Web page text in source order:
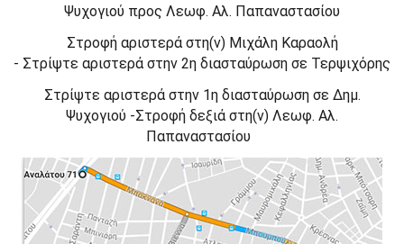
Ψυχογιού προς Λεωφ. Αλ. Παπαναστασίου
Στροφή αριστερά στη(ν) Μιχάλη Καραολή
- Στρίψτε αριστερά στην 2η διασταύρωση σε Τερψιχόρης
Στρίψτε αριστερά στην 1η διασταύρωση σε Δημ.
Ψυχογιού -Στροφή δεξιά στη(ν) Λεωφ. Αλ.
Παπαναστασίου